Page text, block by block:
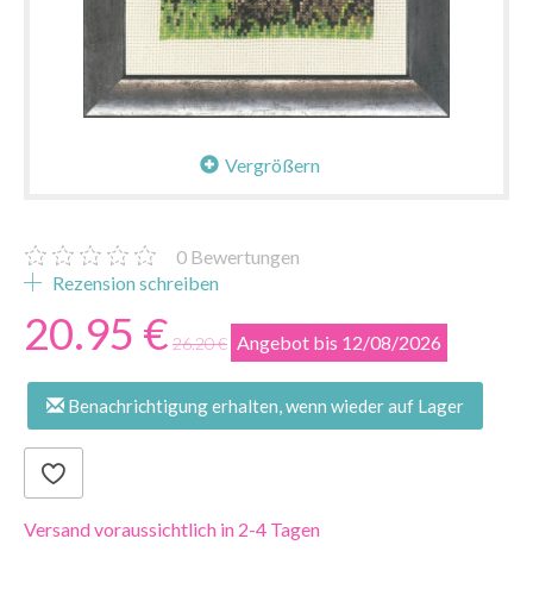
Vergrößern
0 Bewertungen
Rezension schreiben
20.95 € 26.20 € Angebot bis 12/08/2026
Benachrichtigung erhalten, wenn wieder auf Lager
Versand voraussichtlich in 2-4 Tagen